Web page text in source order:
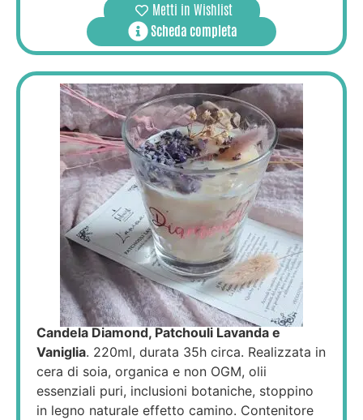
Metti in Wishlist
Scheda completa
Candela Diamond, Patchouli Lavanda e
Vaniglia. 220ml, durata 35h circa. Realizzata in
cera di soia, organica e non OGM, olii
essenziali puri, inclusioni botaniche, stoppino
in legno naturale effetto camino. Contenitore